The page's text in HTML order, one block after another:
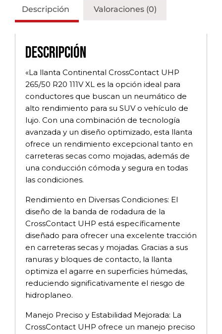
Descripción Valoraciones (0)
Descripción
«La llanta Continental CrossContact UHP
265/50 R20 111V XL es la opción ideal para
conductores que buscan un neumático de
alto rendimiento para su SUV o vehículo de
lujo. Con una combinación de tecnología
avanzada y un diseño optimizado, esta llanta
ofrece un rendimiento excepcional tanto en
carreteras secas como mojadas, además de
una conducción cómoda y segura en todas
las condiciones.
Rendimiento en Diversas Condiciones: El
diseño de la banda de rodadura de la
CrossContact UHP está específicamente
diseñado para ofrecer una excelente tracción
en carreteras secas y mojadas. Gracias a sus
ranuras y bloques de contacto, la llanta
optimiza el agarre en superficies húmedas,
reduciendo significativamente el riesgo de
hidroplaneo.
Manejo Preciso y Estabilidad Mejorada: La
CrossContact UHP ofrece un manejo preciso